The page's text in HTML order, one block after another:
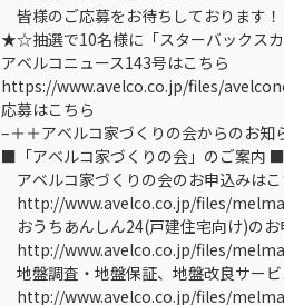
皆様のご応募をお待ちしております！
★☆抽選で10名様に「スターバックス
アベルコニュース143号はこちら
https://www.avelco.co.jp/files/
応募はこちら
–＋＋アベルコ家づくりの会から
■「アベルコ家づくりの会」のご案内 ■
アベルコ家づくりの会のお申込みはこ
http://www.avelco.co.jp/files/
おうちあんしん24(戸建住宅向け)のお
http://www.avelco.co.jp/files/
地盤調査・地盤保証、地盤改良サー
http://www.avelco.co.jp/files/